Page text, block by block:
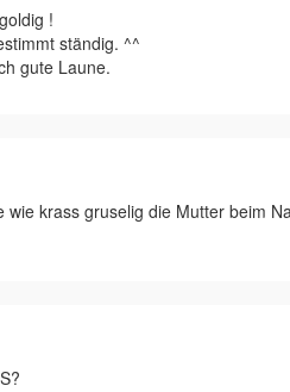
!
ständig. ^^
gute Laune.
wie krass gruselig die Mutter beim